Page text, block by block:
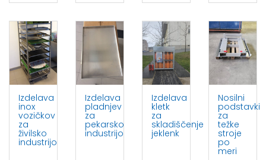
Izdelava
inox
vozičkov
za
živilsko
industrijo
Izdelava
pladnjev
za
pekarsko
industrijo
Izdelava
kletk
za
skladiščenje
jeklenk
Nosilni
podstavki
za
težke
stroje
po
meri